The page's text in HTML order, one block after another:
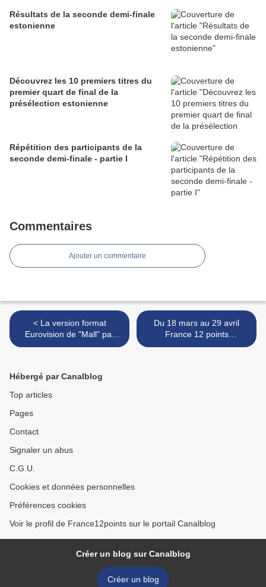
Résultats de la seconde demi-finale
estonienne
Découvrez les 10 premiers titres du
premier quart de final de la
présélection estonienne
Répétition des participants de la
seconde demi-finale - partie I
Commentaires
Ajouter un commentaire
< La version format
Eurovision de "Mall" par
Eugent Bushpepa pour
Du 18 mars au 29 avril
France 12 points
présentera les 43 titres de
Hébergé par Canalblog
Top articles
Pages
Contact
Signaler un abus
C.G.U.
Cookies et données personnelles
Préférences cookies
Voir le profil de France12points sur le portail Canalblog
Créer un blog sur Canalblog
Créer un blog